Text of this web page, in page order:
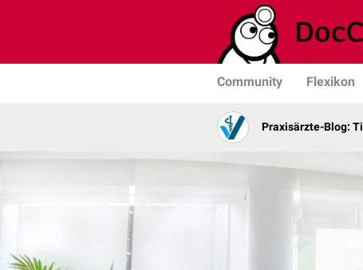
Community Flexikon
Praxisärzte-Blog: